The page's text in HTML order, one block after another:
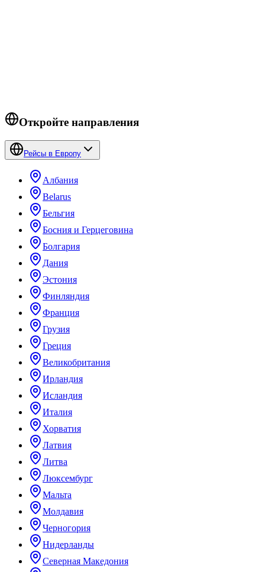
Откройте направления
Рейсы в Европу
Албания
Belarus
Бельгия
Босния и Герцеговина
Болгария
Дания
Эстония
Финляндия
Франция
Грузия
Греция
Великобритания
Ирландия
Исландия
Италия
Хорватия
Латвия
Литва
Люксембург
Мальта
Молдавия
Черногория
Нидерланды
Северная Македония